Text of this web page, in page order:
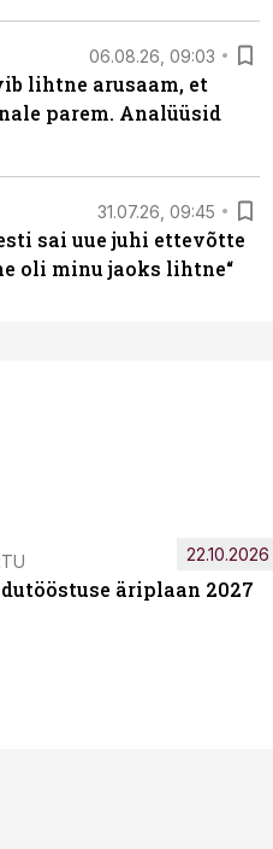
06.08.26, 09:03
lihtne arusaam, et
parem. Analüüsid
31.07.26, 09:45
sai uue juhi ettevõtte
oli minu jaoks lihtne“
äriplaan 2027
22.10.2026